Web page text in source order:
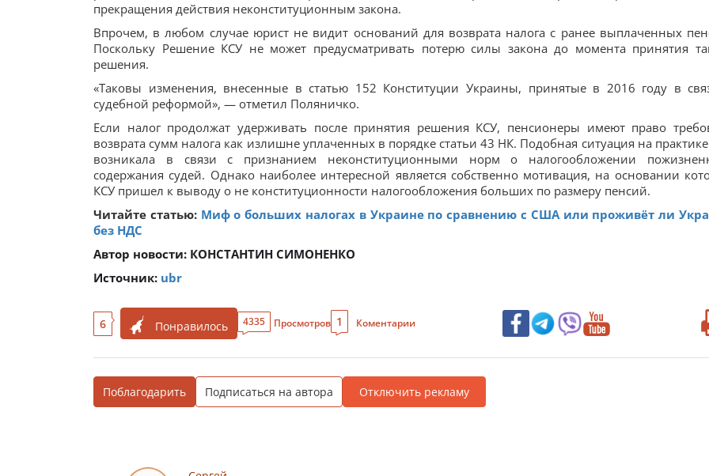
прекращения действия неконституционным закона.
Впрочем, в любом случае юрист не видит оснований для возврата налога с ранее выплаченных
Поскольку Решение КСУ не может предусматривать потерю силы закона до момента принятия
решения.
«Таковы изменения, внесенные в статью 152 Конституции Украины, принятые в 2016 году в
судебной реформой», — отметил Поляничко.
Если налог продолжат удерживать после принятия решения КСУ, пенсионеры имеют право
возврата сумм налога как излишне уплаченных в порядке статьи 43 НК. Подобная ситуация на
возникала в связи с признанием неконституционными норм о налогообложении
содержания судей. Однако наиболее интересной является собственно мотивация, на основании
КСУ пришел к выводу о не конституционности налогообложения больших по размеру пенсий.
Читайте статью: Миф о больших налогах в Украине по сравнению с США или проживёт ли
без НДС
Автор новости: КОНСТАНТИН СИМОНЕНКО
Источник: ubr
6 Понравилось 4335 Просмотров 1 Коментарии
Поблагодарить Подписаться на автора Отключить рекламу